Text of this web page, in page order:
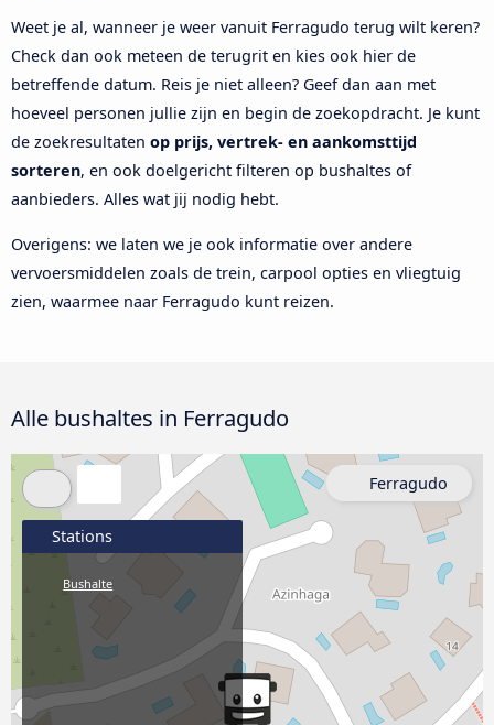
Weet je al, wanneer je weer vanuit Ferragudo terug wilt keren?
Check dan ook meteen de terugrit en kies ook hier de
betreffende datum. Reis je niet alleen? Geef dan aan met
hoeveel personen jullie zijn en begin de zoekopdracht. Je kunt
de zoekresultaten op prijs, vertrek- en aankomsttijd
sorteren, en ook doelgericht filteren op bushaltes of
aanbieders. Alles wat jij nodig hebt.
Overigens: we laten we je ook informatie over andere
vervoersmiddelen zoals de trein, carpool opties en vliegtuig
zien, waarmee naar Ferragudo kunt reizen.
Alle bushaltes in Ferragudo
Stations
Bushalte
Ferragudo